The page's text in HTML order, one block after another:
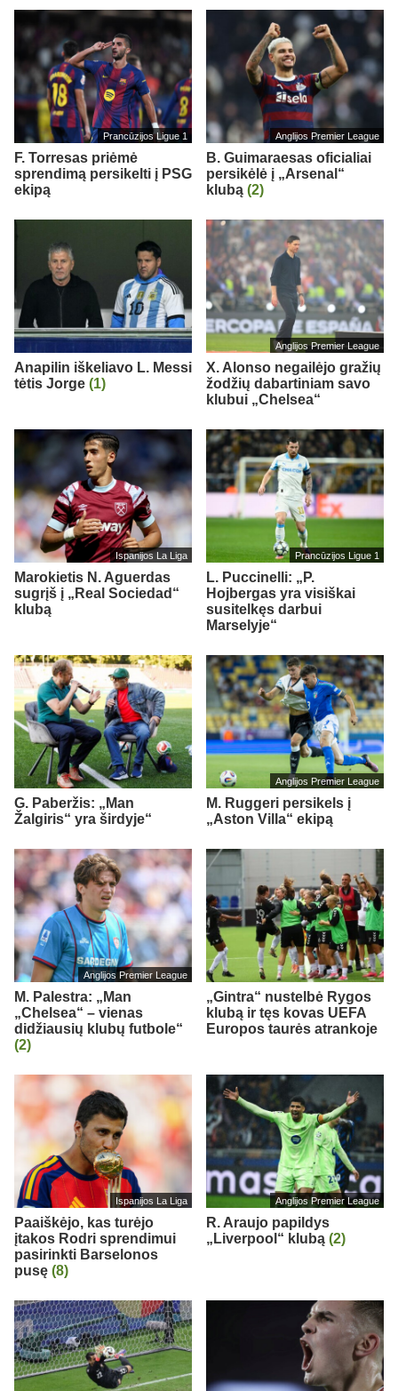
Prancūzijos Ligue 1
F. Torresas priėmė
sprendimą persikelti į PSG
ekipą
Anglijos Premier League
B. Guimaraesas oficialiai
persikėlė į „Arsenal“
klubą (2)
Anapilin iškeliavo L. Messi
tėtis Jorge (1)
Anglijos Premier League
X. Alonso negailėjo gražių
žodžių dabartiniam savo
klubui „Chelsea“
Ispanijos La Liga
Marokietis N. Aguerdas
sugrįš į „Real Sociedad“
klubą
Prancūzijos Ligue 1
L. Puccinelli: „P.
Hojbergas yra visiškai
susitelkęs darbui
Marselyje“
G. Paberžis: „Man
Žalgiris“ yra širdyje“
Anglijos Premier League
M. Ruggeri persikels į
„Aston Villa“ ekipą
Anglijos Premier League
M. Palestra: „Man
„Chelsea“ – vienas
didžiausių klubų futbole“
(2)
„Gintra“ nustelbė Rygos
klubą ir tęs kovas UEFA
Europos taurės atrankoje
Ispanijos La Liga
Paaiškėjo, kas turėjo
įtakos Rodri sprendimui
pasirinkti Barselonos
pusę (8)
Anglijos Premier League
R. Araujo papildys
„Liverpool“ klubą (2)